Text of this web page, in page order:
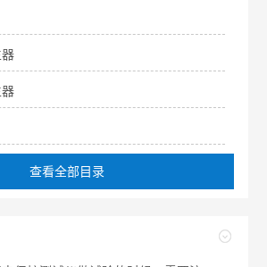
查看全部目录